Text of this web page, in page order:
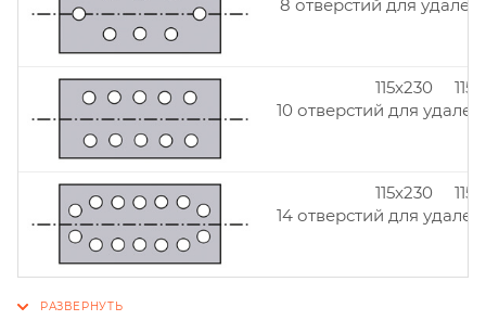
8 отверстий для
115x230
10 отверстий для
115x230
14 отверстий для